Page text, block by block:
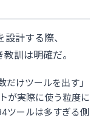
計する際、
訓は明確だ。
けツールを出す」
が実際に使う粒度に
ツールは多すぎる側